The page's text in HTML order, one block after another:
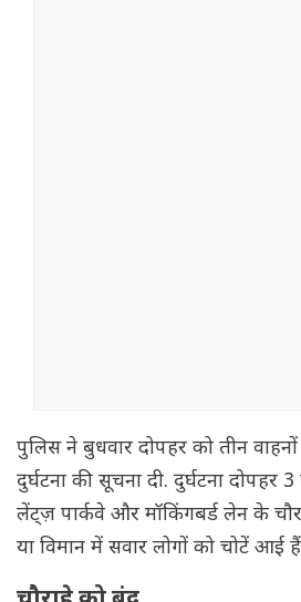
पुलिस ने बुधवार दोपहर को तीन
दुर्घटना की सूचना दी. दुर्घटना
लेंट्ज़ पार्कवे और मॉकिंगबर्ड लेन के
या विमान में सवार लोगों को चोटें आई